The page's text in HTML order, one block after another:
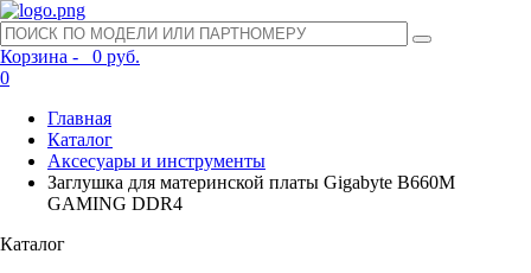
Корзина -
0 руб.
0
Главная
Каталог
Аксесуары и инструменты
Заглушка для материнской платы Gigabyte B660M
GAMING DDR4
Каталог